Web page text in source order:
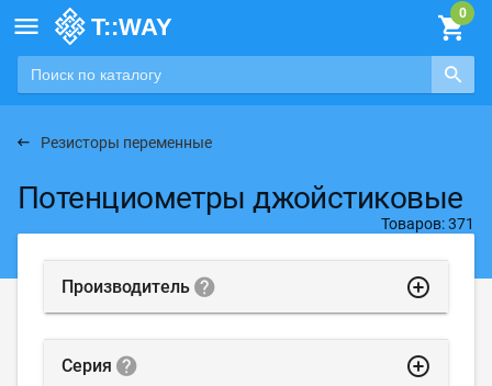

Резисторы переменные
Потенциометры джойстиковые
Товаров: 371
highlight_off
Производитель
highlight_off
Серия